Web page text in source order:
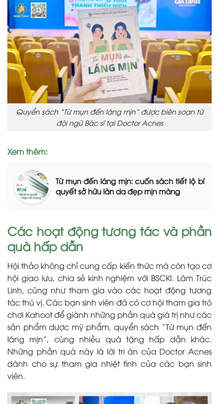
Quyển sách “Từ mụn đến láng mịn” được biên soạn từ
đội ngũ Bác sĩ tại Doctor Acnes
Xem thêm:
Từ mụn đến láng mịn: cuốn sách tiết lộ bí
quyết sở hữu làn da đẹp mịn màng
Các hoạt động tương tác và phần
quà hấp dẫn
Hội thảo không chỉ cung cấp kiến thức mà còn tạo cơ
hội giao lưu, chia sẻ kinh nghiệm với BSCKI. Lâm Trúc
Linh, cũng như tham gia vào các hoạt động tương
tác thú vị. Các bạn sinh viên đã có cơ hội tham gia trò
chơi Kahoot để giành những phần quà giá trị như các
sản phẩm dược mỹ phẩm, quyển sách “Từ mụn đến
láng mịn”, cùng nhiều quà tặng hấp dẫn khác.
Những phần quà này là lời tri ân của Doctor Acnes
dành cho sự tham gia nhiệt tình của các bạn sinh
viên.